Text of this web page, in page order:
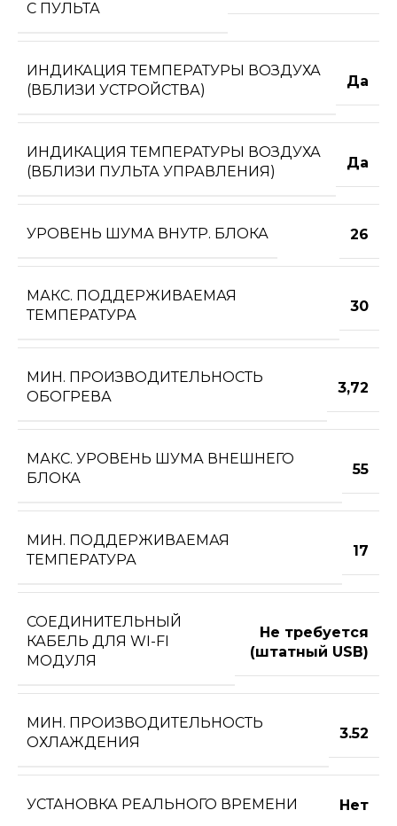
С ПУЛЬТА
ИНДИКАЦИЯ ТЕМПЕРАТУРЫ ВОЗДУХА
(ВБЛИЗИ УСТРОЙСТВА)
Да
ИНДИКАЦИЯ ТЕМПЕРАТУРЫ ВОЗДУХА
(ВБЛИЗИ ПУЛЬТА УПРАВЛЕНИЯ)
Да
УРОВЕНЬ ШУМА ВНУТР. БЛОКА 26
МАКС. ПОДДЕРЖИВАЕМАЯ
ТЕМПЕРАТУРА
30
МИН. ПРОИЗВОДИТЕЛЬНОСТЬ
ОБОГРЕВА
3,72
МАКС. УРОВЕНЬ ШУМА ВНЕШНЕГО
БЛОКА
55
МИН. ПОДДЕРЖИВАЕМАЯ
ТЕМПЕРАТУРА
17
СОЕДИНИТЕЛЬНЫЙ
КАБЕЛЬ ДЛЯ WI-FI
МОДУЛЯ
Не требуется
(штатный USB)
МИН. ПРОИЗВОДИТЕЛЬНОСТЬ
ОХЛАЖДЕНИЯ
3.52
УСТАНОВКА РЕАЛЬНОГО ВРЕМЕНИ Нет